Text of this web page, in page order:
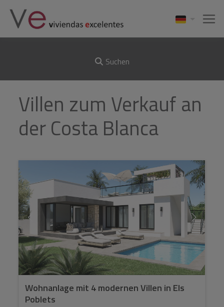
Suchen
Villen zum Verkauf an
der Costa Blanca
Wohnanlage mit 4 modernen Villen in Els
Poblets